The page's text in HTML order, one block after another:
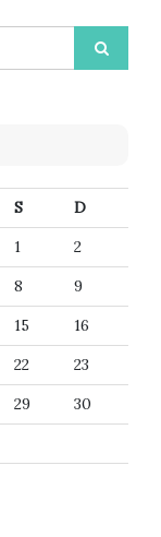
S
D
1
2
8
9
15
16
22
23
29
30